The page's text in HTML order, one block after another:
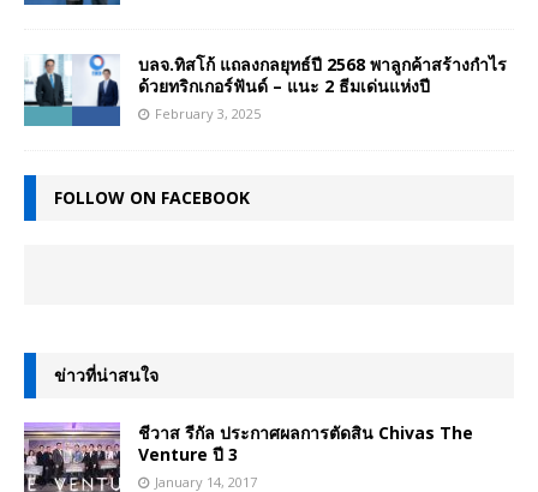
บลจ.ทิสโก้ แถลงกลยุทธ์ปี 2568 พาลูกค้าสร้างกำไร
ด้วยทริกเกอร์ฟันด์ – แนะ 2 ธีมเด่นแห่งปี
February 3, 2025
FOLLOW ON FACEBOOK
ข่าวที่น่าสนใจ
ชีวาส รีกัล ประกาศผลการตัดสิน Chivas The
Venture ปี 3
January 14, 2017